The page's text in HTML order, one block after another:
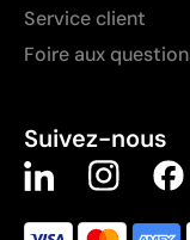
Service client
Foire aux
Suivez-nous